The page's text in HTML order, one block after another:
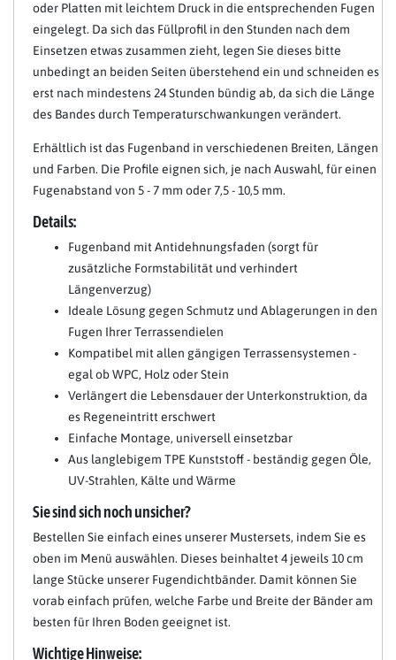
oder Platten mit leichtem Druck in die entsprechenden Fugen
eingelegt. Da sich das Füllprofil in den Stunden nach dem
Einsetzen etwas zusammen zieht, legen Sie dieses bitte
unbedingt an beiden Seiten überstehend ein und schneiden es
erst nach mindestens 24 Stunden bündig ab, da sich die Länge
des Bandes durch Temperaturschwankungen verändert.
Erhältlich ist das Fugenband in verschiedenen Breiten, Längen
und Farben. Die Profile eignen sich, je nach Auswahl, für einen
Fugenabstand von 5 - 7 mm oder 7,5 - 10,5 mm.
Details:
Fugenband mit Antidehnungsfaden (sorgt für
zusätzliche Formstabilität und verhindert
Längenverzug)
Ideale Lösung gegen Schmutz und Ablagerungen in den
Fugen Ihrer Terrassendielen
Kompatibel mit allen gängigen Terrassensystemen -
egal ob WPC, Holz oder Stein
Verlängert die Lebensdauer der Unterkonstruktion, da
es Regeneintritt erschwert
Einfache Montage, universell einsetzbar
Aus langlebigem TPE Kunststoff - beständig gegen Öle,
UV-Strahlen, Kälte und Wärme
Sie sind sich noch unsicher?
Bestellen Sie einfach eines unserer Mustersets, indem Sie es
oben im Menü auswählen. Dieses beinhaltet 4 jeweils 10 cm
lange Stücke unserer Fugendichtbänder. Damit können Sie
vorab einfach prüfen, welche Farbe und Breite der Bänder am
besten für Ihren Boden geeignet ist.
Wichtige Hinweise: